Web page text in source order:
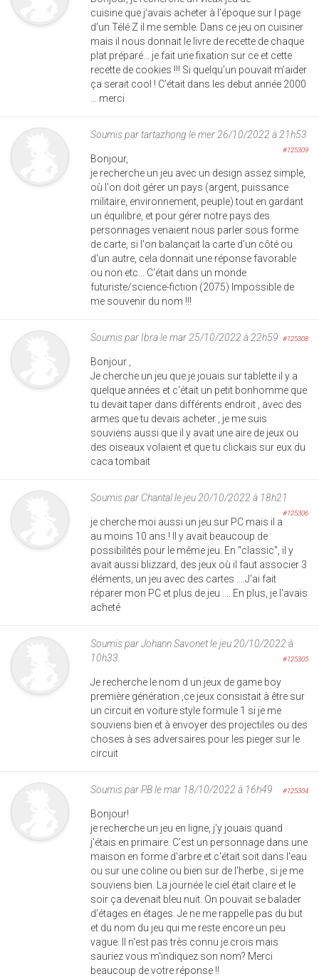
cuisine que j’avais acheter à l’époque sur l page
d’un Télé Z il me semble. Dans ce jeu on cuisiner
mais il nous donnait le livre de recette de chaque
plat préparé… je fait une fixation sur ce et cette
recette de cookies !!! Si quelqu’un pouvait m’aider
ça serait cool ! C’était dans les debut année 2000
… merci
Soumis partartazhong le mer 26/10/2022 à 21h53
#125309
Bonjour,
je recherche un jeu avec un design assez simple,
où l'on doit gérer un pays (argent, puissance
militaire, environnement, peuple) tout en gardant
un équilibre, et pour gérer notre pays des
personnages venaient nous parler sous forme
de carte, si l'on balançait la carte d'un côté ou
d'un autre, cela donnait une réponse favorable
ou non etc... C'était dans un monde
futuriste/science-fiction (2075) Impossible de
me souvenir du nom !!!
Soumis par Ibrale mar 25/10/2022 à 22h59 #125308
Bonjour ,
Je cherche un jeu que je jouais sur tablette il y a
quelque années et c'était un petit bonhomme que
tu devait taper dans différents endroit , avec des
armes que tu devais acheter , je me suis
souviens aussi que il y avait une aire de jeux ou
des oiseaux volaient et que tu clickais sur eux du
caca tombait
Soumis par Chantalle jeu 20/10/2022 à 18h21
#125306
je cherche moi aussi un jeu sur PC mais il a
au moins 10 ans.! Il y avait beaucoup de
possibilités pour le même jeu. En "classic", il y
avait aussi blizzard, des jeux où il faut associer 3
éléments, un jeu avec des cartes ....J'ai fait
réparer mon PC et plus de jeu .... En plus, je l'avais
acheté
Soumis parJohann Savonetle jeu 20/10/2022 à
10h33
#125305
Je recherche le nom d un jeux de game boy
première génération ,ce jeux consistait à être sur
un circuit en voiture style formule 1 si je me
souviens bien et à envoyer des projectiles ou des
choses à ses adversaires pour les pieger sur le
circuit
Soumis parPBle mar 18/10/2022 à 16h49 #125304
Bonjour!
je recherche un jeu en ligne, j'y jouais quand
j'étais en primaire. C'est un personnage dans une
maison en forme d'arbre et c'était soit dans l'eau
ou sur une coline ou bien sur de l'herbe , si je me
souviens bien. La journée le ciel était claire et le
soir ça devenait bleu nuit. On pouvait se balader
d'étages en étages. Je ne me rappelle pas du but
et du nom du jeu qui me reste encore un peu
vague. Il n'est pas très connu je crois mais
sauriez vous m'indiquez son nom? Merci
beaucoup de votre réponse !!